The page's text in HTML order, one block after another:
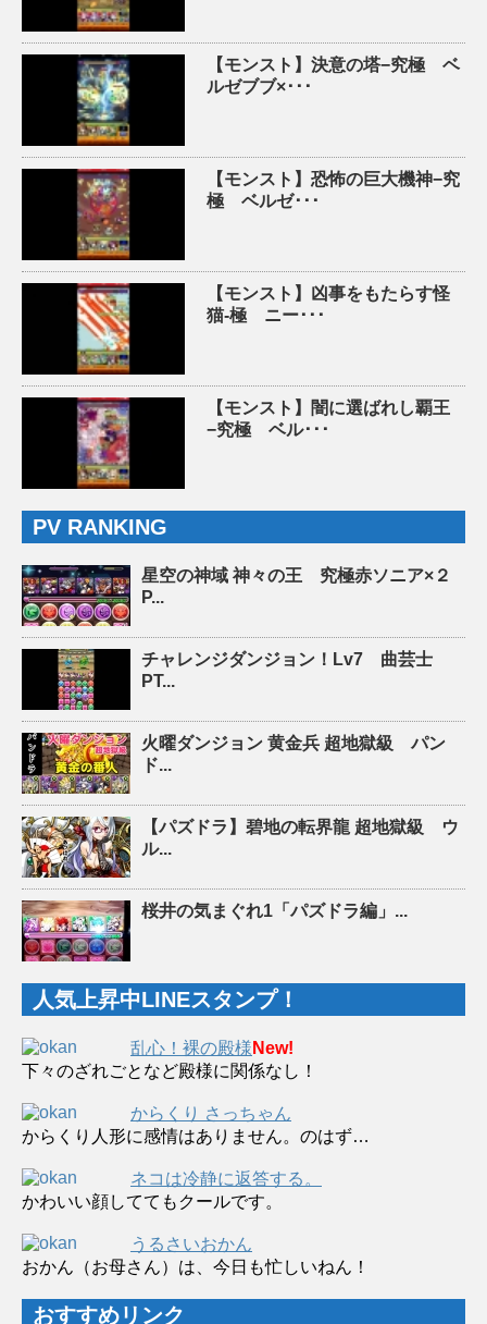
【モンスト】決意の塔−究極 ベ
ルゼブブ×･･･
【モンスト】恐怖の巨大機神−究
極 ベルゼ･･･
【モンスト】凶事をもたらす怪
猫-極 ニー･･･
【モンスト】闇に選ばれし覇王
−究極 ベル･･･
PV RANKING
星空の神域 神々の王 究極赤ソニア×２
P...
チャレンジダンジョン！Lv7 曲芸士
PT...
火曜ダンジョン 黄金兵 超地獄級 パン
ド...
【パズドラ】碧地の転界龍 超地獄級 ウ
ル...
桜井の気まぐれ1「パズドラ編」...
人気上昇中LINEスタンプ！
乱心！裸の殿様 New!
下々のざれごとなど殿様に関係なし！
からくり さっちゃん
からくり人形に感情はありません。のはず…
ネコは冷静に返答する。
かわいい顔しててもクールです。
うるさいおかん
おかん（お母さん）は、今日も忙しいねん！
おすすめリンク